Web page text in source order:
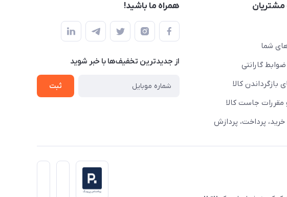
شما
گارانتی
کالا
مقررات جاست کالا
خرید، پرداخت، پردازش
همراه ما باشید!
از جدید‌ترین تخفیف‌ها با‌ خبر شوید
ثبت